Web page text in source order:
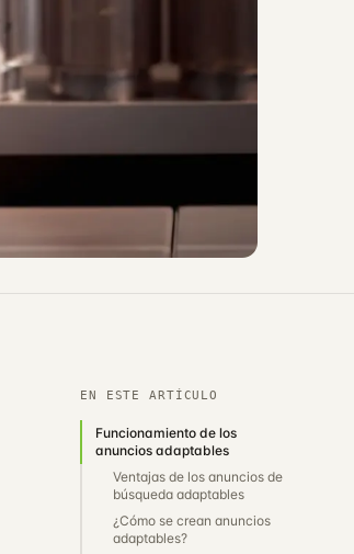
EN ESTE ARTÍCULO
Funcionamiento de los
anuncios adaptables
Ventajas de los anuncios de
búsqueda adaptables
¿Cómo se crean anuncios
adaptables?